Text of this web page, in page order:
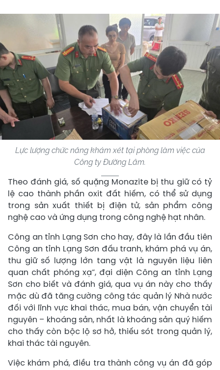
Lực lượng chức năng khám xét tại phòng làm việc của
Công ty Đường Lâm.
Theo đánh giá, số quặng Monazite bị thu giữ có tỷ
lệ cao thành phần oxit đất hiếm, có thể sử dụng
trong sản xuất thiết bị điện tử, sản phẩm công
nghệ cao và ứng dụng trong công nghệ hạt nhân.
Công an tỉnh Lạng Sơn cho hay, đây là lần đầu tiên
Công an tỉnh Lạng Sơn đấu tranh, khám phá vụ án,
thu giữ số lượng lớn tang vật là nguyên liệu liên
quan chất phóng xạ”, đại diện Công an tỉnh Lạng
Sơn cho biết và đánh giá, qua vụ án này cho thấy
mặc dù đã tăng cường công tác quản lý Nhà nước
đối với lĩnh vực khai thác, mua bán, vận chuyển tài
nguyên – khoáng sản, nhất là khoáng sản quý hiếm
cho thấy còn bộc lộ sơ hở, thiếu sót trong quản lý,
khai thác tài nguyên.
Việc khám phá, điều tra thành công vụ án đã góp